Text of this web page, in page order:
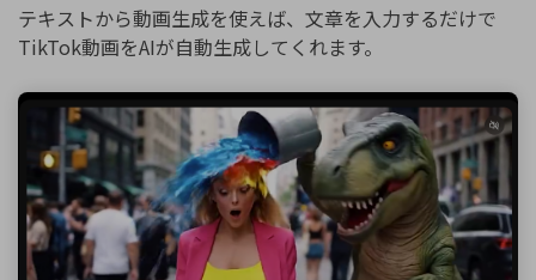
テキストから動画生成を使えば、文章を入力するだけで
TikTok動画をAIが自動生成してくれます。